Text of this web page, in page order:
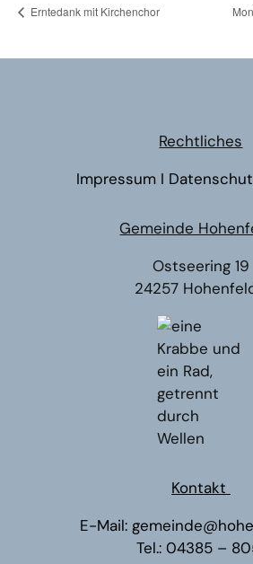
Erntedank mit Kirchenchor
Rechtliches
ImpressumI
Gemeinde
Ostseering 19
24257
Kontakt
E-Mail:
Tel.:04385 –